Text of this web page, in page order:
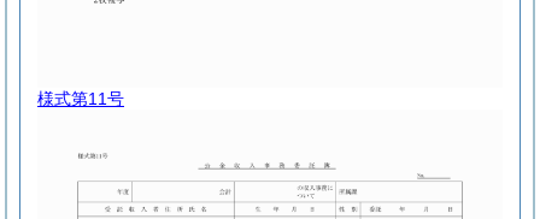
様式第11号